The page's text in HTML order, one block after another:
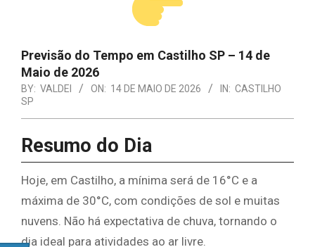
Previsão do Tempo em Castilho SP – 14 de
Maio de 2026
BY: VALDEI ON: 14 DE MAIO DE 2026 IN: CASTILHO
SP
Resumo do Dia
Hoje, em Castilho, a mínima será de 16°C e a
máxima de 30°C, com condições de sol e muitas
nuvens. Não há expectativa de chuva, tornando o
dia ideal para atividades ao ar livre.